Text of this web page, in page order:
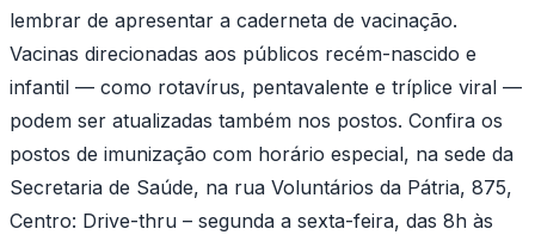
lembrar de apresentar a caderneta de vacinação.
Vacinas direcionadas aos públicos recém-nascido e
infantil — como rotavírus, pentavalente e tríplice viral —
podem ser atualizadas também nos postos. Confira os
postos de imunização com horário especial, na sede da
Secretaria de Saúde, na rua Voluntários da Pátria, 875,
Centro: Drive-thru – segunda a sexta-feira, das 8h às